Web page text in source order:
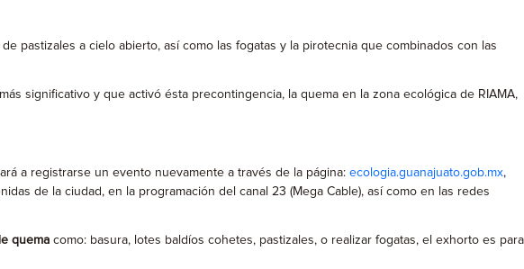
pastizales a cielo abierto, así como las fogatas y la pirotecnia que combinados con las
significativo y que activó ésta precontingencia, la quema en la zona ecológica de RIAMA,
a registrarse un evento nuevamente a través de la página: ecologia.guanajuato.gob.mx,
de la ciudad, en la programación del canal 23 (Mega Cable), así como en las redes
quema como: basura, lotes baldíos cohetes, pastizales, o realizar fogatas, el exhorto es para